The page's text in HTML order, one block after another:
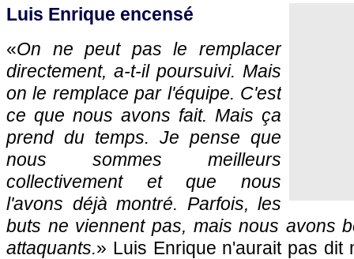
Luis Enrique encensé
«On ne peut pas le remplacer
directement, a-t-il poursuivi. Mais
on le remplace par l'équipe. C'est
ce que nous avons fait. Mais ça
prend du temps. Je pense que
nous sommes meilleurs
collectivement et que nous
l'avons déjà montré. Parfois, les
buts ne viennent pas, mais nous avons
attaquants.» Luis Enrique n'aurait pas dit